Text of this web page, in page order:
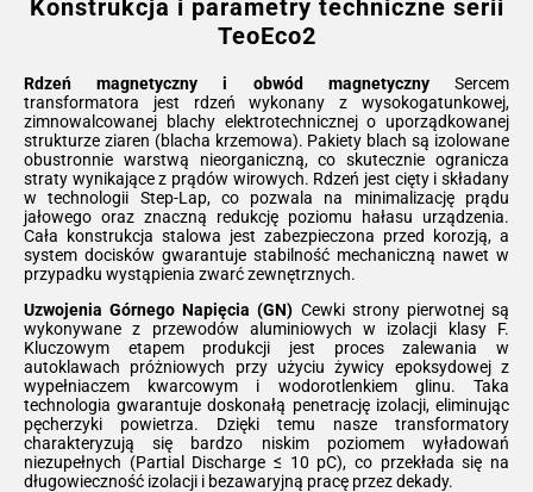
Konstrukcja i parametry techniczne serii
TeoEco2
Rdzeń magnetyczny i obwód magnetycznySercem
transformatora jest rdzeń wykonany z wysokogatunkowej,
zimnowalcowanej blachy elektrotechnicznej o uporządkowanej
strukturze ziaren (blacha krzemowa). Pakiety blach są izolowane
obustronnie warstwą nieorganiczną, co skutecznie ogranicza
straty wynikające z prądów wirowych. Rdzeń jest cięty i składany
w technologii Step-Lap, co pozwala na minimalizację prądu
jałowego oraz znaczną redukcję poziomu hałasu urządzenia.
Cała konstrukcja stalowa jest zabezpieczona przed korozją, a
system docisków gwarantuje stabilność mechaniczną nawet w
przypadku wystąpienia zwarć zewnętrznych.
Uzwojenia Górnego Napięcia (GN) Cewki strony pierwotnej są
wykonywane z przewodów aluminiowych w izolacji klasy F.
Kluczowym etapem produkcji jest proces zalewania w
autoklawach próżniowych przy użyciu żywicy epoksydowej z
wypełniaczem kwarcowym i wodorotlenkiem glinu. Taka
technologia gwarantuje doskonałą penetrację izolacji, eliminując
pęcherzyki powietrza. Dzięki temu nasze transformatory
charakteryzują się bardzo niskim poziomem wyładowań
niezupełnych (Partial Discharge ≤ 10 pC), co przekłada się na
długowieczność izolacji i bezawaryjną pracę przez dekady.